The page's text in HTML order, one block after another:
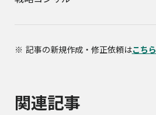
記事の新規作成・修正依頼はこちら
関連記事